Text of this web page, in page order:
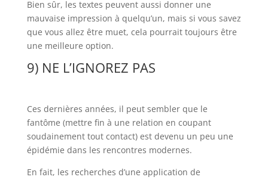
Bien sûr, les textes peuvent aussi donner une
mauvaise impression à quelqu’un, mais si vous savez
que vous allez être muet, cela pourrait toujours être
une meilleure option.
9) NE L’IGNOREZ PAS
Ces dernières années, il peut sembler que le
fantôme (mettre fin à une relation en coupant
soudainement tout contact) est devenu un peu une
épidémie dans les rencontres modernes.
En fait, les recherches d’une application de